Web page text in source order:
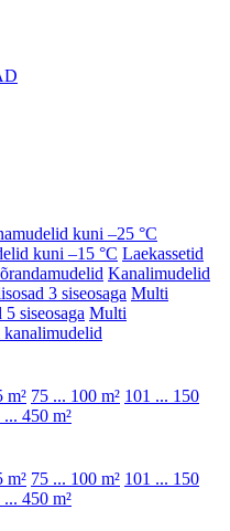
kuni –25 °C
kuni –15 °C Laekassetid
Kanalimudelid
3 siseosaga Multi
siseosaga Multi
m² 75 ... 100 m² 101 ... 150
... 450 m²
m² 75 ... 100 m² 101 ... 150
... 450 m²